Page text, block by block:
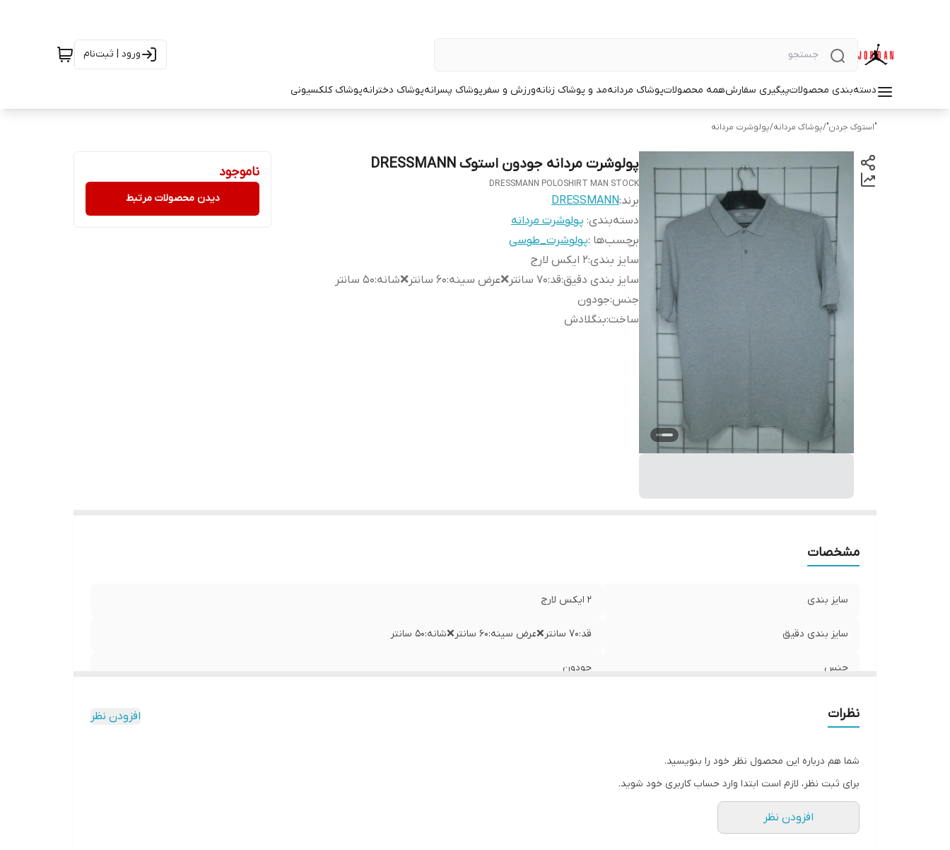
ورود | ثبت‌نام
دسته‌بندی محصولاتپیگیری سفارشهمه محصولاتپوشاک مردانهمد و پوشاک زنانهورزش و سفرپوشاک پسرانهپوشاک دخترانهپوشاک کلکسیونی
"استوک جردن"/پوشاک مردانه/پولوشرت مردانه
پولوشرت مردانه جودون استوک DRESSMANN
DRESSMANN POLOSHIRT MAN STOCK
برند:DRESSMANN
دسته‌بندی: پولوشرت مردانه
برچسب‌ها :پولوشرت_طوسی
سایز بندی:۲ ایکس لارج
سایز بندی دقیق:قد:۷۰ سانتر❌عرض سینه:۶۰ سانتر❌شانه:۵۰ سانتر
جنس:جودون
ساخت:بنگلادش
ناموجود
دیدن محصولات مرتبط
مشخصات
سایز بندی ۲ ایکس لارج
سایز بندی دقیق قد:۷۰ سانتر❌عرض سینه:۶۰ سانتر❌شانه:۵۰ سانتر
جنس جودون
نظرات افزودن نظر
شما هم درباره این محصول نظر خود را بنویسید.
برای ثبت نظر، لازم است ابتدا وارد حساب کاربری خود شوید.
افزودن نظر